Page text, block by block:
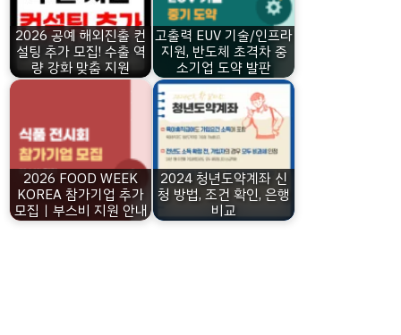
2026 공예 해외진출 컨
설팅 추가 모집! 수출 역
량 강화 맞춤 지원
고출력 EUV 기술/인프라
지원, 반도체 초격차 중
소기업 도약 발판
2026 FOOD WEEK
KOREA 참가기업 추가
모집｜부스비 지원 안내
2024 청년도약계좌 신
청 방법, 조건 확인, 은행
비교